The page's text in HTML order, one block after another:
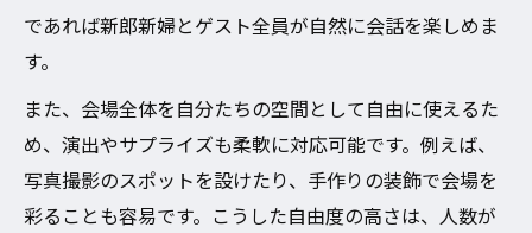
であれば新郎新婦とゲスト全員が自然に会話を楽しめま
す。
また、会場全体を自分たちの空間として自由に使えるた
め、演出やサプライズも柔軟に対応可能です。例えば、
写真撮影のスポットを設けたり、手作りの装飾で会場を
彩ることも容易です。こうした自由度の高さは、人数が